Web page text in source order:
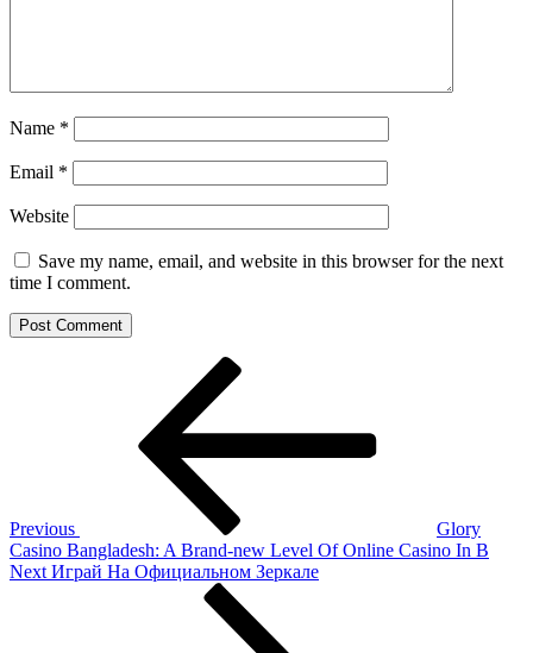
Name *
Email *
Website
Save my name, email, and website in this browser for the next
time I comment.
Previous
Glory
Casino Bangladesh: A Brand-new Level Of Online Casino In B
Next
Next Играй На Официальном Зеркале